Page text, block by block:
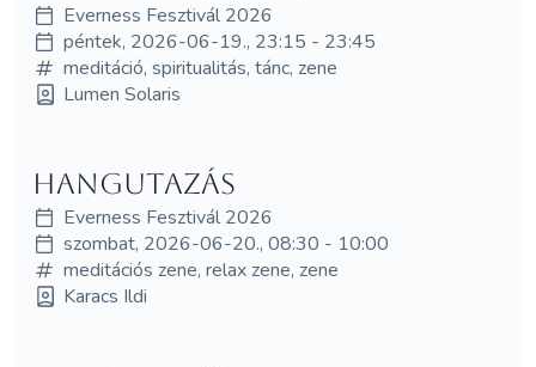
Everness Fesztivál 2026
péntek, 2026-06-19., 23:15 - 23:45
meditáció, spiritualitás, tánc, zene
Lumen Solaris
Hangutazás
Everness Fesztivál 2026
szombat, 2026-06-20., 08:30 - 10:00
meditációs zene, relax zene, zene
Karacs Ildi